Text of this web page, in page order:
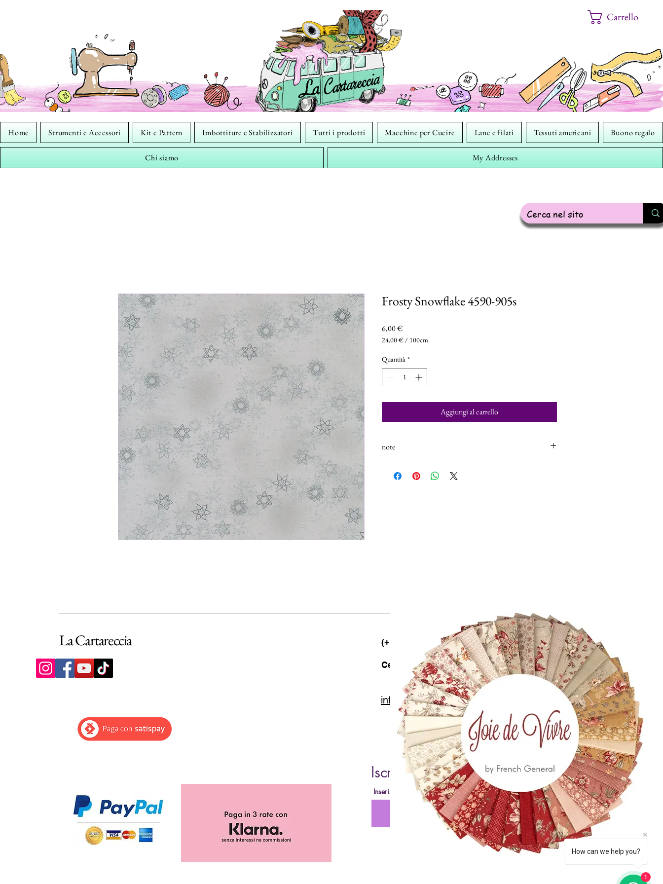
Carrello
Home Strumenti e Accessori Kit e Pattern Imbottiture e Stabilizzatori Tutti i prodotti Macchine per Cucire Lane e filati Tessuti americani Buono regalo
Chi siamo My Addresses
Frosty Snowflake 4590-905s
6,00 €Prezzo
24,00 €/ 100cm
ogni
100
Centimetri
Quantità *
Aggiungi al carrello
note
N.B.: I tessuti (100% Cotton) sono venduti in unità da 25cm.
La Cartareccia (+39) 06 523 510 18
Cell. 347 49 65 650
Via Costantino
Beschi, 13c - ROMA
info@lacartareccia.com
Iscriviti alla Newsletter
Inserisci la tua Email
Iscriviti
How can we help you?
1